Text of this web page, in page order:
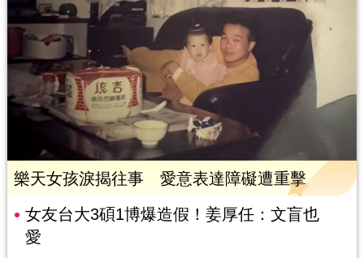
樂天女孩淚揭往事 愛意表達障礙遭重擊
女友台大3碩1博爆造假！姜厚任：文盲也
愛